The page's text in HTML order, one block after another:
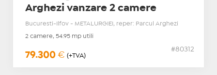
Arghezi vanzare 2 camere
Bucuresti-Ilfov - METALURGIEI, reper: Parcul Arghezi
2 camere, 54.95 mp utili
79.300 € (+TVA)
#80312